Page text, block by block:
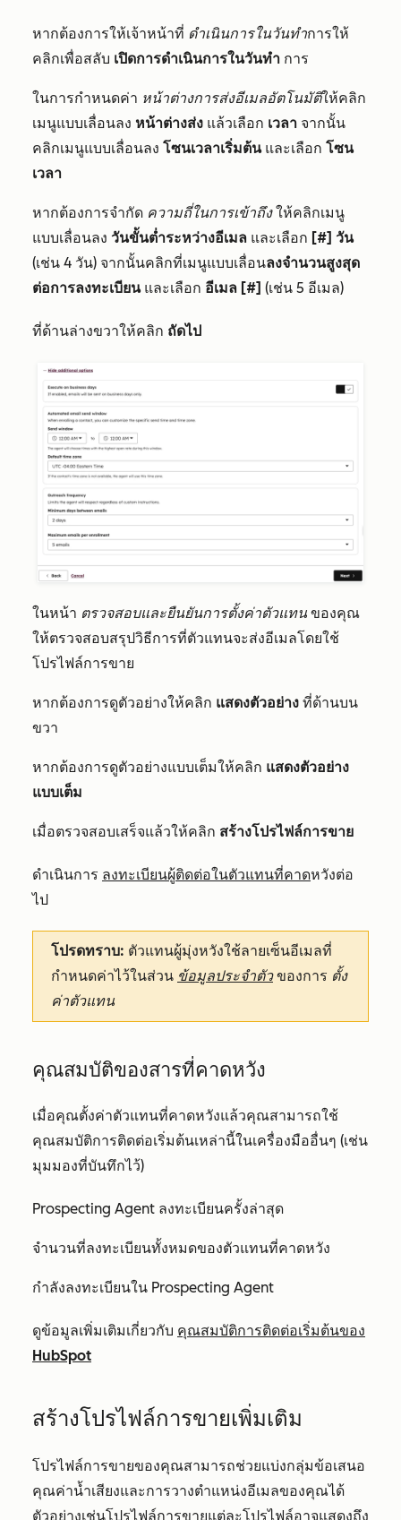
หากต้องการให้เจ้าหน้าที่ ดำเนินการในวันทำการให้
คลิกเพื่อสลับ เปิดการดำเนินการในวันทำ การ
ในการกำหนดค่า หน้าต่างการส่งอีเมลอัตโนมัติให้คลิก
เมนูแบบเลื่อนลง หน้าต่างส่ง แล้วเลือก เวลา จากนั้น
คลิกเมนูแบบเลื่อนลง โซนเวลาเริ่มต้นและเลือก โซน
เวลา
หากต้องการจำกัด ความถี่ในการเข้าถึงให้คลิกเมนู
แบบเลื่อนลง วันขั้นต่ำระหว่างอีเมล และเลือก [#] วัน
(เช่น 4 วัน) จากนั้นคลิกที่เมนูแบบเลื่อนลงจำนวนสูงสุด
ต่อการลงทะเบียนและเลือก อีเมล [#] (เช่น 5 อีเมล)
ที่ด้านล่างขวาให้คลิก ถัดไป
ในหน้า ตรวจสอบและยืนยันการตั้งค่าตัวแทน ของคุณ
ให้ตรวจสอบสรุปวิธีการที่ตัวแทนจะส่งอีเมลโดยใช้
โปรไฟล์การขาย
หากต้องการดูตัวอย่างให้คลิก แสดงตัวอย่าง ที่ด้านบน
ขวา
หากต้องการดูตัวอย่างแบบเต็มให้คลิก แสดงตัวอย่าง
แบบเต็ม
เมื่อตรวจสอบเสร็จแล้วให้คลิก สร้างโปรไฟล์การขาย
ดำเนินการ ลงทะเบียนผู้ติดต่อในตัวแทนที่คาดหวังต่อ
ไป
โปรดทราบ: ตัวแทนผู้มุ่งหวังใช้ลายเซ็นอีเมลที่
กำหนดค่าไว้ในส่วน ข้อมูลประจำตัวของการ ตั้ง
ค่าตัวแทน
คุณสมบัติของสารที่คาดหวัง
เมื่อคุณตั้งค่าตัวแทนที่คาดหวังแล้วคุณสามารถใช้
คุณสมบัติการติดต่อเริ่มต้นเหล่านี้ในเครื่องมืออื่นๆ (เช่น
มุมมองที่บันทึกไว้)
Prospecting Agent ลงทะเบียนครั้งล่าสุด
จำนวนที่ลงทะเบียนทั้งหมดของตัวแทนที่คาดหวัง
กำลังลงทะเบียนใน Prospecting Agent
ดูข้อมูลเพิ่มเติมเกี่ยวกับ คุณสมบัติการติดต่อเริ่มต้นของ
HubSpot
สร้างโปรไฟล์การขายเพิ่มเติม
โปรไฟล์การขายของคุณสามารถช่วยแบ่งกลุ่มข้อเสนอ
คุณค่าน้ำเสียงและการวางตำแหน่งอีเมลของคุณได้
ตัวอย่างเช่นโปรไฟล์การขายแต่ละโปรไฟล์อาจแสดงถึง